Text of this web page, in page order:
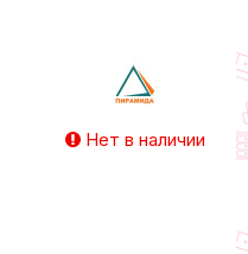
Нет в наличии